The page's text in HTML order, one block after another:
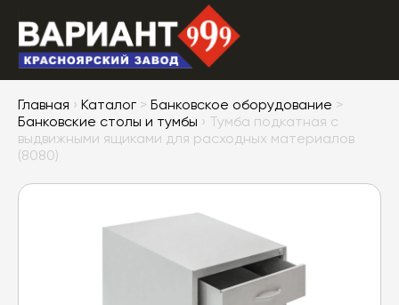
Главная › Каталог > Банковское оборудование >
Банковские столы и тумбы › Тумба подкатная с
выдвижными ящиками для расходных материалов
(8080)